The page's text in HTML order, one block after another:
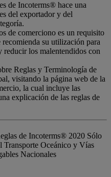
de Incoterms® hace una
del exportador y del
de comerciono es un requisito
recomienda su utilización para
reducir los malentendidos con
Reglas y Terminología de
visitando la página web de la
la cual incluye las
explicación de las reglas de
de Incoterms® 2020 Sólo
Transporte Oceánico y Vías
Nacionales